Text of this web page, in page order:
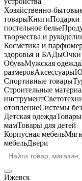
Хозяйственно-
товарыКнигиПодарки
постельное белье
творчества и
Косметика и
здоровья и БАДыОчки
ОбувьМужская одежда
размеровАксессуары
Спортивные товары
Строительные
инструмент
отоплениеСистемы
Детская одежда
мамТовары для детей
Корпусная мебель
мебельДвери
Ижевск